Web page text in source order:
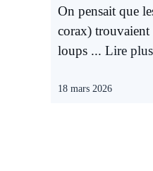
On pensait que
corax)
loups ... Lire plus
18 mars 2026